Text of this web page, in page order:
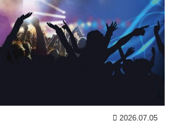
2026.07.05